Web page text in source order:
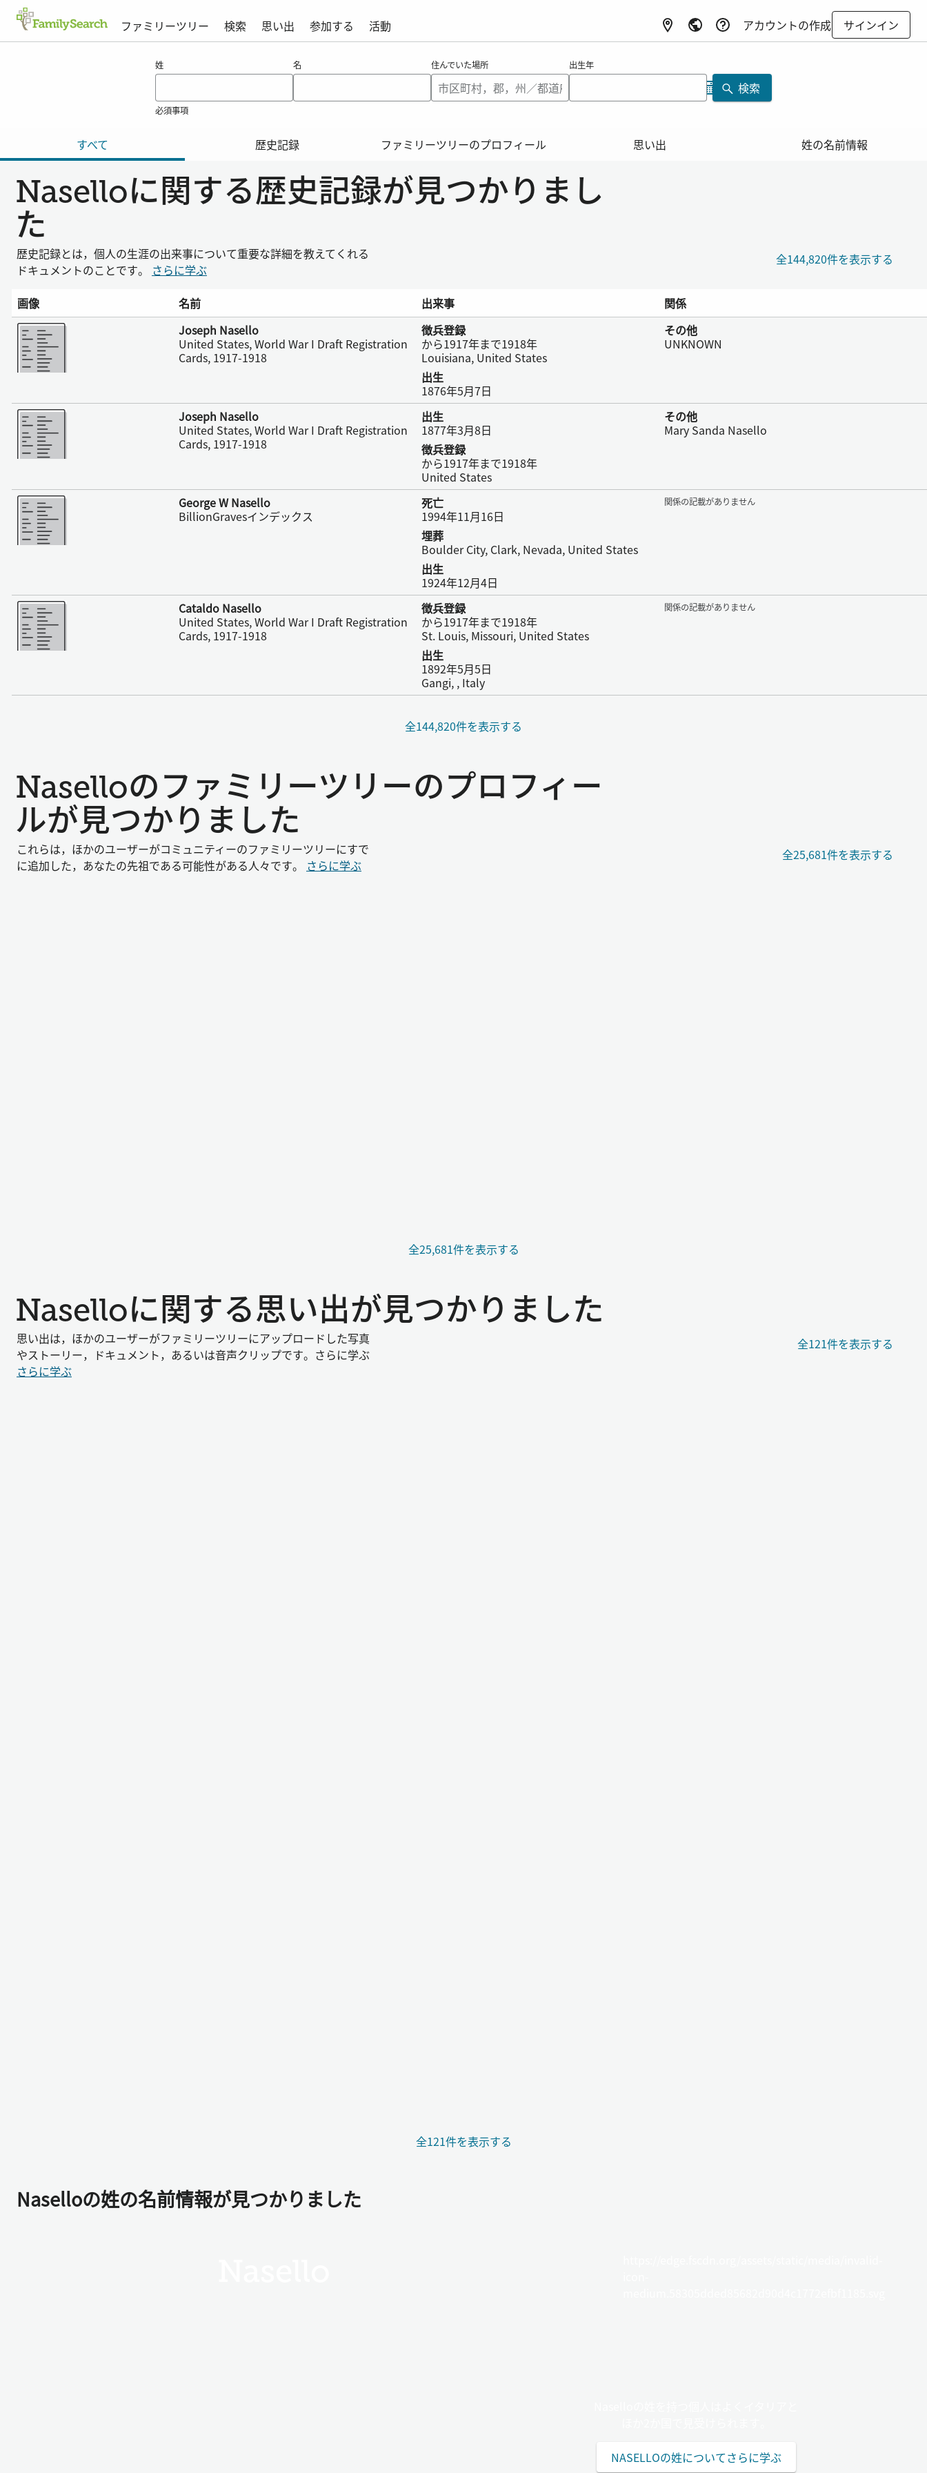
ファミリーツリー 検索 思い出 参加する 活動 アカウントの作成
サインイン
姓
必須事項
名 住んでいた場所 出生年
検索
すべて 歴史記録 ファミリーツリーのプロフィール 思い出 姓の名前情報
Naselloに関する歴史記録が見つかりまし
た
歴史記録とは，個人の生涯の出来事について重要な詳細を教えてくれる
ドキュメントのことです。 さらに学ぶ
全144,820件を表示する
画像 名前 出来事
関係
さらに表示
Joseph Nasello
United States, World War I Draft Registration
Cards, 1917-1918
徴兵登録
から1917年まで1918年
Louisiana, United States
出生
1876年5月7日
その他
UNKNOWN
さらに表示
Joseph Nasello
United States, World War I Draft Registration
Cards, 1917-1918
出生
1877年3月8日
徴兵登録
から1917年まで1918年
United States
その他
Mary Sanda Nasello
さらに表示
George W Nasello
BillionGravesインデックス
死亡
1994年11月16日
埋葬
Boulder City, Clark, Nevada, United States
出生
1924年12月4日
関係の記載がありません
さらに表示
Cataldo Nasello
United States, World War I Draft Registration
Cards, 1917-1918
徴兵登録
から1917年まで1918年
St. Louis, Missouri, United States
出生
1892年5月5日
Gangi, , Italy
関係の記載がありません
全144,820件を表示する
Naselloのファミリーツリーのプロフィー
ルが見つかりました
これらは，ほかのユーザーがコミュニティーのファミリーツリーにすで
に追加した，あなたの先祖である可能性がある人々です。 さらに学ぶ
全25,681件を表示する
全25,681件を表示する
Naselloに関する思い出が見つかりました
思い出は，ほかのユーザーがファミリーツリーにアップロードした写真
やストーリー，ドキュメント，あるいは音声クリップです。さらに学ぶ
さらに学ぶ
全121件を表示する
全121件を表示する
Naselloの姓の名前情報が見つかりました
NASELLOの姓についてさらに学ぶ